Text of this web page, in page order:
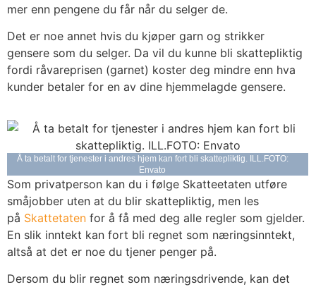
mer enn pengene du får når du selger de.
Det er noe annet hvis du kjøper garn og strikker
gensere som du selger. Da vil du kunne bli skattepliktig
fordi råvareprisen (garnet) koster deg mindre enn hva
kunder betaler for en av dine hjemmelagde gensere.
Som privatperson kan du i følge Skatteetaten utføre
småjobber uten at du blir skattepliktig, men les
på Skattetaten for å få med deg alle regler som gjelder.
En slik inntekt kan fort bli regnet som næringsinntekt,
altså at det er noe du tjener penger på.
Dersom du blir regnet som næringsdrivende, kan det
Å ta betalt for tjenester i andres hjem kan fort bli skattepliktig. ILL.FOTO:
Envato